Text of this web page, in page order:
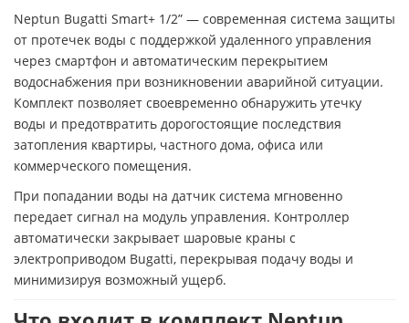
Neptun Bugatti Smart+ 1/2” — современная система защиты
от протечек воды с поддержкой удаленного управления
через смартфон и автоматическим перекрытием
водоснабжения при возникновении аварийной ситуации.
Комплект позволяет своевременно обнаружить утечку
воды и предотвратить дорогостоящие последствия
затопления квартиры, частного дома, офиса или
коммерческого помещения.
При попадании воды на датчик система мгновенно
передает сигнал на модуль управления. Контроллер
автоматически закрывает шаровые краны с
электроприводом Bugatti, перекрывая подачу воды и
минимизируя возможный ущерб.